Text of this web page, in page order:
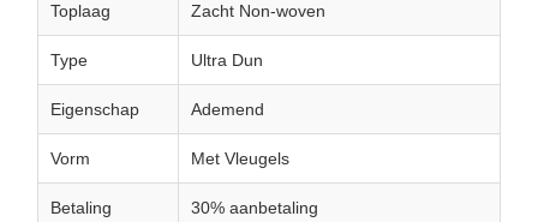
Toplaag Zacht Non-woven
Type Ultra Dun
Eigenschap Ademend
Vorm Met Vleugels
Betaling 30% aanbetaling